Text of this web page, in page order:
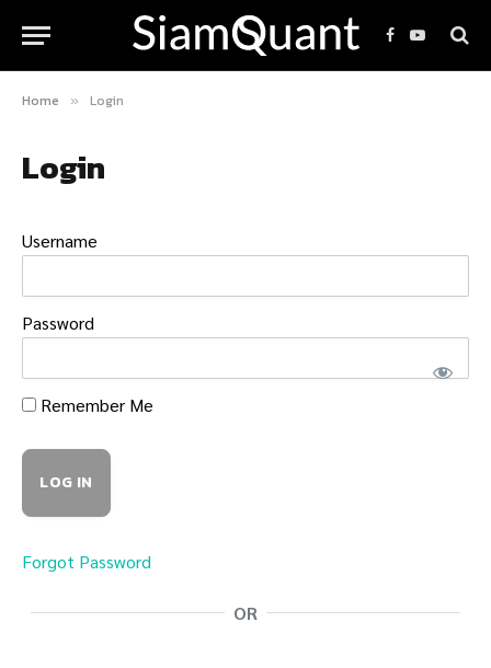
Facebook
YouTube
Home » Login
Login
Username
Password
Remember Me
Forgot Password
OR